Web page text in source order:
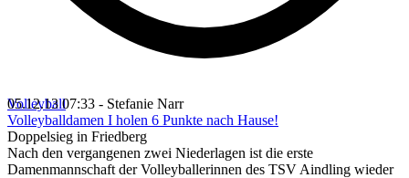
Volleyball
05.12.13 07:33 - Stefanie Narr
Volleyballdamen I holen 6 Punkte nach Hause!
Doppelsieg in Friedberg
Nach den vergangenen zwei Niederlagen ist die erste
Damenmannschaft der Volleyballerinnen des TSV Aindling wieder